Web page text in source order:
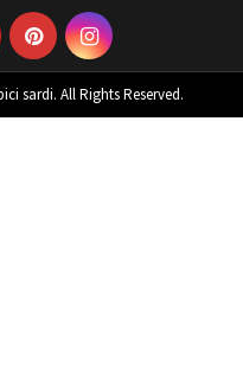
sardi. All Rights Reserved.